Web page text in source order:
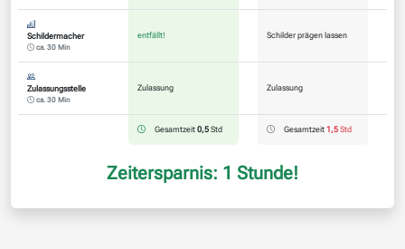
Schildermacher
ca. 30 Min
entfällt! Schilder prägen lassen
Zulassungsstelle
ca. 30 Min
Zulassung Zulassung
Gesamtzeit 0,5 Std Gesamtzeit 1,5 Std
Zeitersparnis: 1 Stunde!